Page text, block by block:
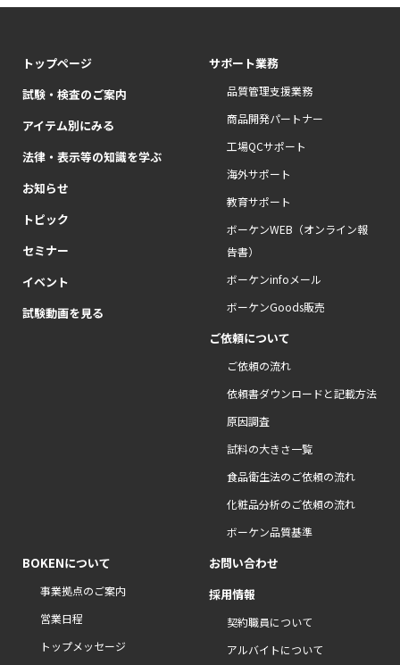
トップページ
試験・検査のご案内
アイテム別にみる
法律・表示等の知識を学ぶ
お知らせ
トピック
セミナー
イベント
試験動画を見る
サポート業務
品質管理支援業務
商品開発パートナー
工場QCサポート
海外サポート
教育サポート
ボーケンWEB（オンライン報
告書）
ボーケンinfoメール
ボーケンGoods販売
ご依頼について
ご依頼の流れ
依頼書ダウンロードと記載方法
原因調査
試料の大きさ一覧
食品衛生法のご依頼の流れ
化粧品分析のご依頼の流れ
ボーケン品質基準
BOKENについて
事業拠点のご案内
営業日程
トップメッセージ
お問い合わせ
採用情報
契約職員について
アルバイトについて